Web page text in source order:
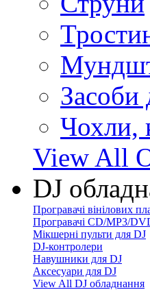
Засоби
Чохли,
View All
DJ
Програвачі вінілових
Програвачі CD/MP3/
Мікшерні пульти для DJ
DJ-контролери
Навушники для DJ
Аксесуари для DJ
View All DJ обладнання